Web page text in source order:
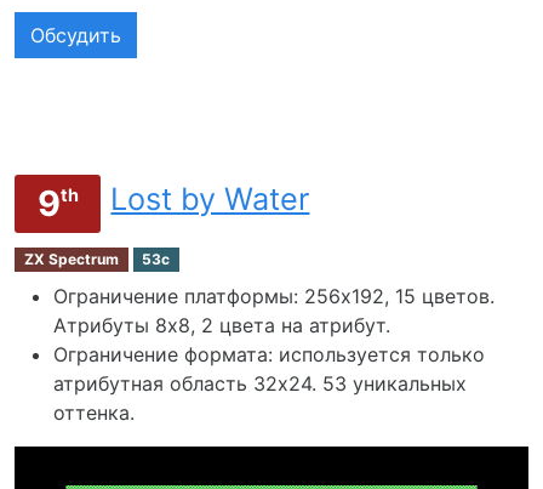
Обсудить
9th Lost by Water
ZX Spectrum 53c
Ограничение платформы: 256х192, 15 цветов.
Атрибуты 8x8, 2 цвета на атрибут.
Ограничение формата: используется только
атрибутная область 32х24. 53 уникальных
оттенка.